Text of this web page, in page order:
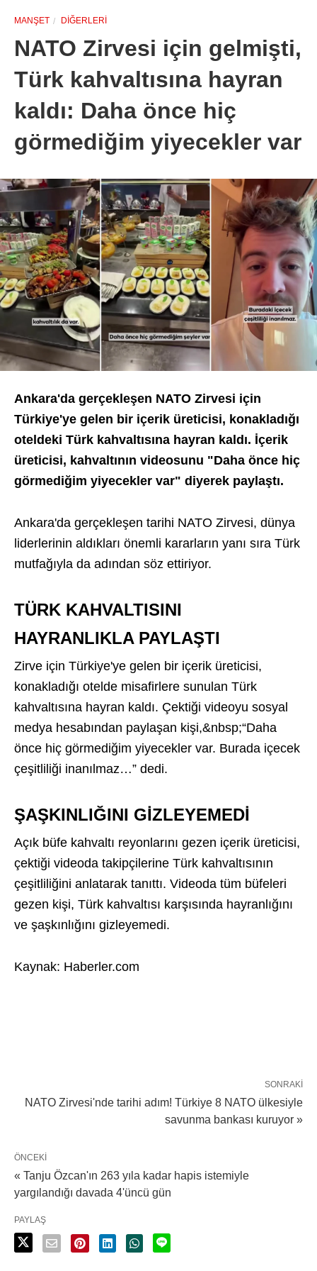
MANŞET DIĞERLERI
NATO Zirvesi için gelmişti,
Türk kahvaltısına hayran
kaldı: Daha önce hiç
görmediğim yiyecekler var
Ankara'da gerçekleşen NATO Zirvesi için
Türkiye'ye gelen bir içerik üreticisi, konakladığı
oteldeki Türk kahvaltısına hayran kaldı. İçerik
üreticisi, kahvaltının videosunu "Daha önce hiç
görmediğim yiyecekler var" diyerek paylaştı.
Ankara'da gerçekleşen tarihi NATO Zirvesi, dünya
liderlerinin aldıkları önemli kararların yanı sıra Türk
mutfağıyla da adından söz ettiriyor.
TÜRK KAHVALTISINI
HAYRANLIKLA PAYLAŞTI
Zirve için Türkiye'ye gelen bir içerik üreticisi,
konakladığı otelde misafirlere sunulan Türk
kahvaltısına hayran kaldı. Çektiği videoyu sosyal
medya hesabından paylaşan kişi,&nbsp;“Daha
önce hiç görmediğim yiyecekler var. Burada içecek
çeşitliliği inanılmaz…” dedi.
ŞAŞKINLIĞINI GİZLEYEMEDİ
Açık büfe kahvaltı reyonlarını gezen içerik üreticisi,
çektiği videoda takipçilerine Türk kahvaltısının
çeşitliliğini anlatarak tanıttı. Videoda tüm büfeleri
gezen kişi, Türk kahvaltısı karşısında hayranlığını
ve şaşkınlığını gizleyemedi.
Kaynak: Haberler.com
SONRAKI
NATO Zirvesi'nde tarihi adım! Türkiye 8 NATO ülkesiyle
savunma bankası kuruyor »
ÖNCEKI
« Tanju Özcan'ın 263 yıla kadar hapis istemiyle
yargılandığı davada 4'üncü gün
PAYLAŞ